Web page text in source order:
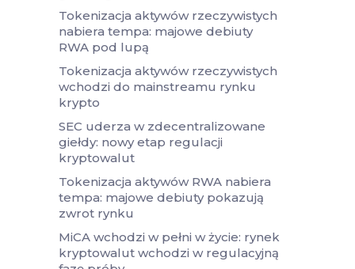
Tokenizacja aktywów rzeczywistych
nabiera tempa: majowe debiuty
RWA pod lupą
Tokenizacja aktywów rzeczywistych
wchodzi do mainstreamu rynku
krypto
SEC uderza w zdecentralizowane
giełdy: nowy etap regulacji
kryptowalut
Tokenizacja aktywów RWA nabiera
tempa: majowe debiuty pokazują
zwrot rynku
MiCA wchodzi w pełni w życie: rynek
kryptowalut wchodzi w regulacyjną